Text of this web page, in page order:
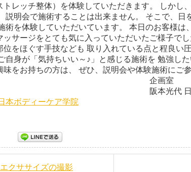
トレッチ整体）を体験していただきます。 しかし
説明会で施術することは出来ません。 そこで、日
術を体験していただいています。 本日のお客様は
ッサージをとても気に入っていただいたご様子で
位をほぐす手技なども 取り入れている点と程良い
自身が「気持ちいい～♪」と感じる施術を 勉強し
味をお持ちの方は、 ぜひ、説明会や体験施術にご
画室
日本ボディー
本ボディーケア学院
クササイズの撮影